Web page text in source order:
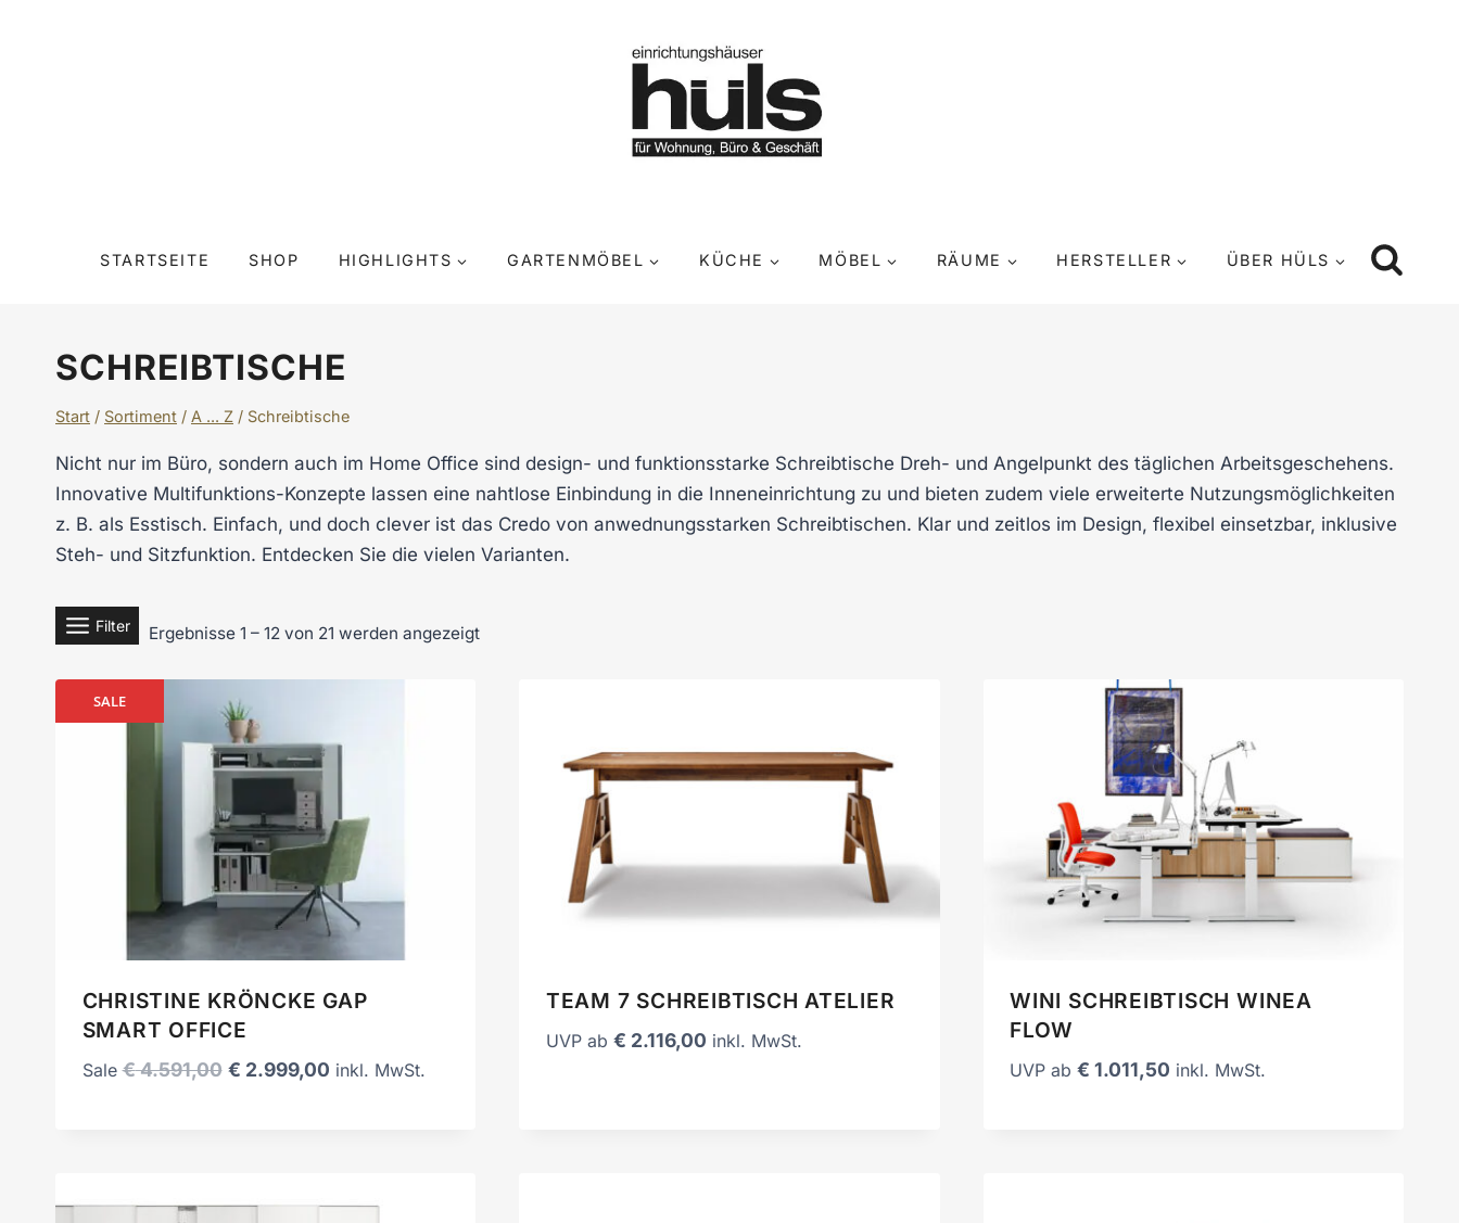
STARTSEITE SHOP HIGHLIGHTS GARTENMÖBEL KÜCHE MÖBEL RÄUME HERSTELLER ÜBER HÜLS
SCHREIBTISCHE
Start / Sortiment / A ... Z / Schreibtische
Nicht nur im Büro, sondern auch im Home Office sind design- und funktionsstarke Schreibtische Dreh- und Angelpunkt des täglichen Arbeitsgeschehens.
Innovative Multifunktions-Konzepte lassen eine nahtlose Einbindung in die Inneneinrichtung zu und bieten zudem viele erweiterte Nutzungsmöglichkeiten
z. B. als Esstisch. Einfach, und doch clever ist das Credo von anwednungsstarken Schreibtischen. Klar und zeitlos im Design, flexibel einsetzbar, inklusive
Steh- und Sitzfunktion. Entdecken Sie die vielen Varianten.
Filter Ergebnisse 1 – 12 von 21 werden angezeigt
SALE
CHRISTINE KRÖNCKE GAP
SMART OFFICE
Sale €4.591,00 Ursprünglicher
€ 2.999,00Aktueller
inkl. MwSt.
TEAM 7 SCHREIBTISCH ATELIER
UVP ab € 2.116,00 inkl. MwSt.
WINI SCHREIBTISCH WINEA
FLOW
UVP ab € 1.011,50 inkl. MwSt.